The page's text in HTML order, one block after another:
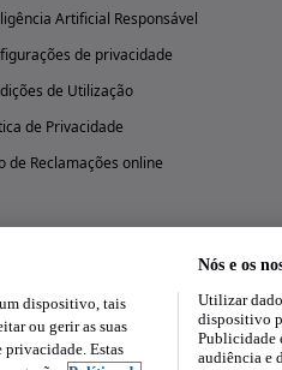
Artificial Responsável
de privacidade
de Utilização
de Privacidade
de Reclamações online
dispositivo, tais
ou gerir as suas
Estas
Nós e os
Utilizar
dispositivo
Publicidade
audiência e